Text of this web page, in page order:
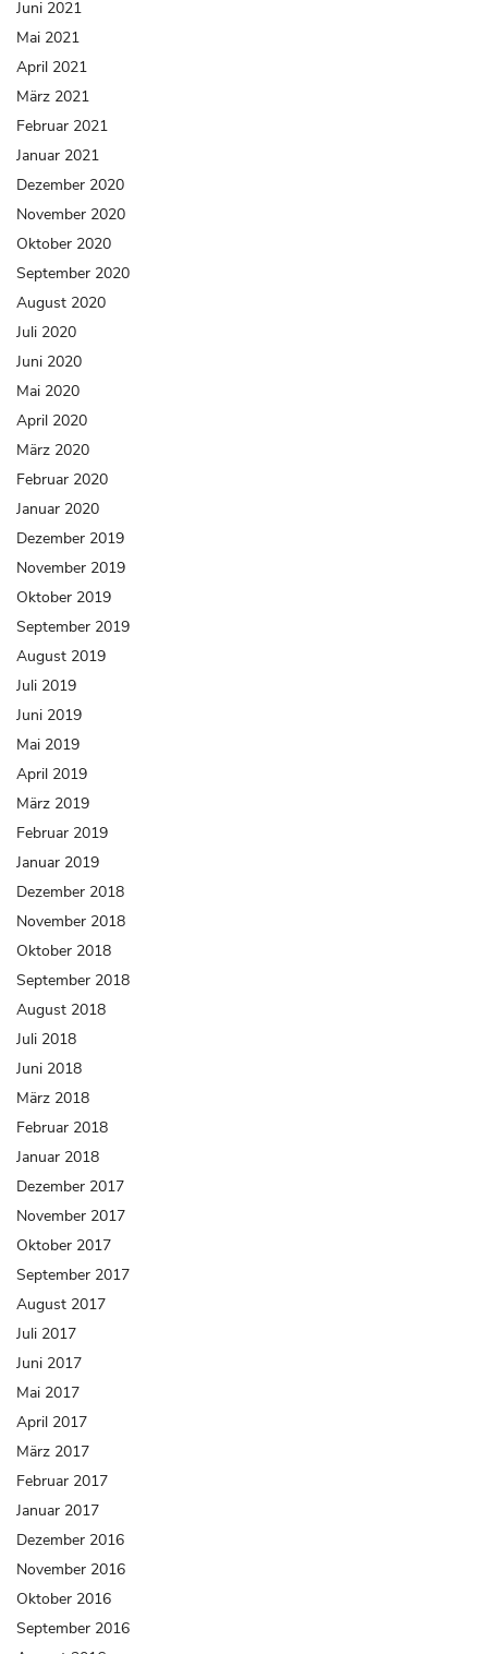
Juni 2021
Mai 2021
April 2021
März 2021
Februar 2021
Januar 2021
Dezember 2020
November 2020
Oktober 2020
September 2020
August 2020
Juli 2020
Juni 2020
Mai 2020
April 2020
März 2020
Februar 2020
Januar 2020
Dezember 2019
November 2019
Oktober 2019
September 2019
August 2019
Juli 2019
Juni 2019
Mai 2019
April 2019
März 2019
Februar 2019
Januar 2019
Dezember 2018
November 2018
Oktober 2018
September 2018
August 2018
Juli 2018
Juni 2018
März 2018
Februar 2018
Januar 2018
Dezember 2017
November 2017
Oktober 2017
September 2017
August 2017
Juli 2017
Juni 2017
Mai 2017
April 2017
März 2017
Februar 2017
Januar 2017
Dezember 2016
November 2016
Oktober 2016
September 2016